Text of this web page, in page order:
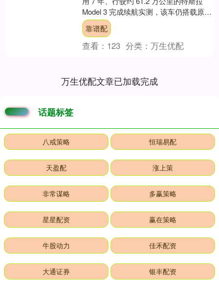
Model 3 完成续航实测，该车仍搭载原厂
电池，其长期使用后的续航衰....
靠谱配
查看： 123 分类：万生优配
万生优配文章已加载完成
话题标签
八戒策略 恒瑞易配
天盈配 涨上策
非常谋略 多赢策略
星星配资 赢在策略
牛股动力 佳禾配资
大通证券 银丰配资